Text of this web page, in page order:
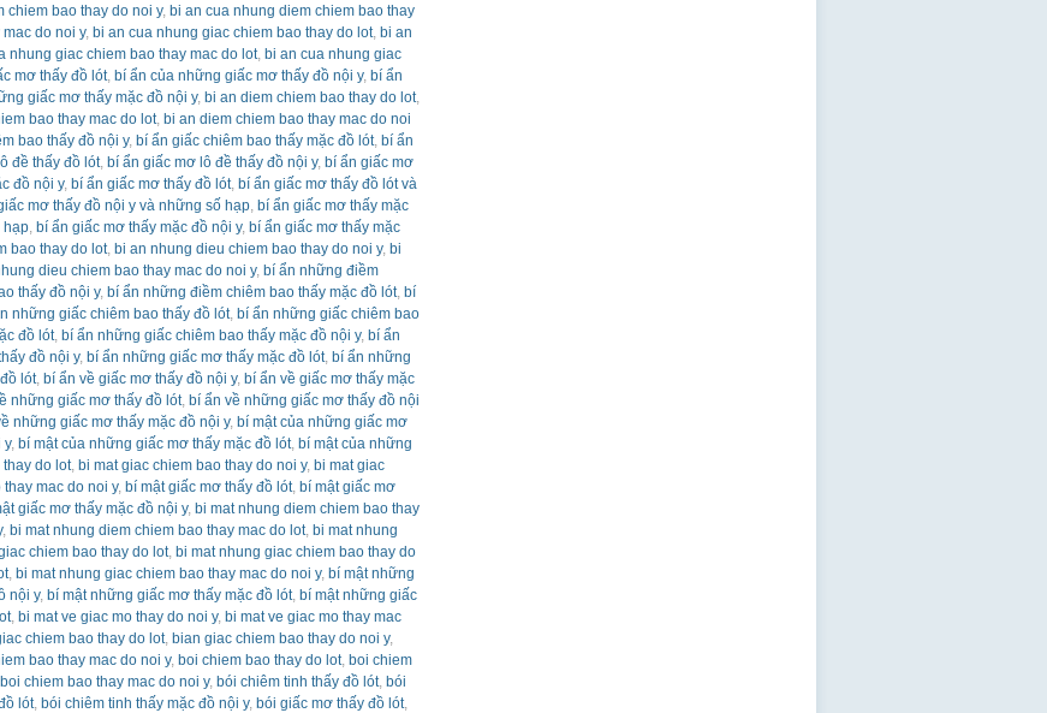
chiem bao thay do noi y, bi an cua nhung diem chiem bao thay
do noi y, bi an cua nhung giac chiem bao thay do lot, bi an
nhung giac chiem bao thay mac do lot, bi an cua nhung giac
mơ thấy đồ lót, bí ẩn của những giấc mơ thấy đồ nội y, bí ẩn
giấc mơ thấy mặc đồ nội y, bi an diem chiem bao thay do lot,
bao thay mac do lot, bi an diem chiem bao thay mac do noi
bao thấy đồ nội y, bí ẩn giấc chiêm bao thấy mặc đồ lót, bí ẩn
đề thấy đồ lót, bí ẩn giấc mơ lô đề thấy đồ nội y, bí ẩn giấc mơ
đồ nội y, bí ẩn giấc mơ thấy đồ lót, bí ẩn giấc mơ thấy đồ lót và
mơ thấy đồ nội y và những số hạp, bí ẩn giấc mơ thấy mặc
hạp, bí ẩn giấc mơ thấy mặc đồ nội y, bí ẩn giấc mơ thấy mặc
bao thay do lot, bi an nhung dieu chiem bao thay do noi y, bi
dieu chiem bao thay mac do noi y, bí ẩn những điềm
thấy đồ nội y, bí ẩn những điềm chiêm bao thấy mặc đồ lót, bí
những giấc chiêm bao thấy đồ lót, bí ẩn những giấc chiêm bao
đồ lót, bí ẩn những giấc chiêm bao thấy mặc đồ nội y, bí ẩn
đồ nội y, bí ẩn những giấc mơ thấy mặc đồ lót, bí ẩn những
lót, bí ẩn về giấc mơ thấy đồ nội y, bí ẩn về giấc mơ thấy mặc
những giấc mơ thấy đồ lót, bí ẩn về những giấc mơ thấy đồ nội
những giấc mơ thấy mặc đồ nội y, bí mật của những giấc mơ
y, bí mật của những giấc mơ thấy mặc đồ lót, bí mật của những
do lot, bi mat giac chiem bao thay do noi y, bi mat giac
mac do noi y, bí mật giấc mơ thấy đồ lót, bí mật giấc mơ
giấc mơ thấy mặc đồ nội y, bi mat nhung diem chiem bao thay
, bi mat nhung diem chiem bao thay mac do lot, bi mat nhung
chiem bao thay do lot, bi mat nhung giac chiem bao thay do
, bi mat nhung giac chiem bao thay mac do noi y, bí mật những
nội y, bí mật những giấc mơ thấy mặc đồ lót, bí mật những giấc
, bi mat ve giac mo thay do noi y, bi mat ve giac mo thay mac
chiem bao thay do lot, bian giac chiem bao thay do noi y,
bao thay mac do noi y, boi chiem bao thay do lot, boi chiem
boi chiem bao thay mac do noi y, bói chiêm tinh thấy đồ lót, bói
lót, bói chiêm tinh thấy mặc đồ nội y, bói giấc mơ thấy đồ lót,